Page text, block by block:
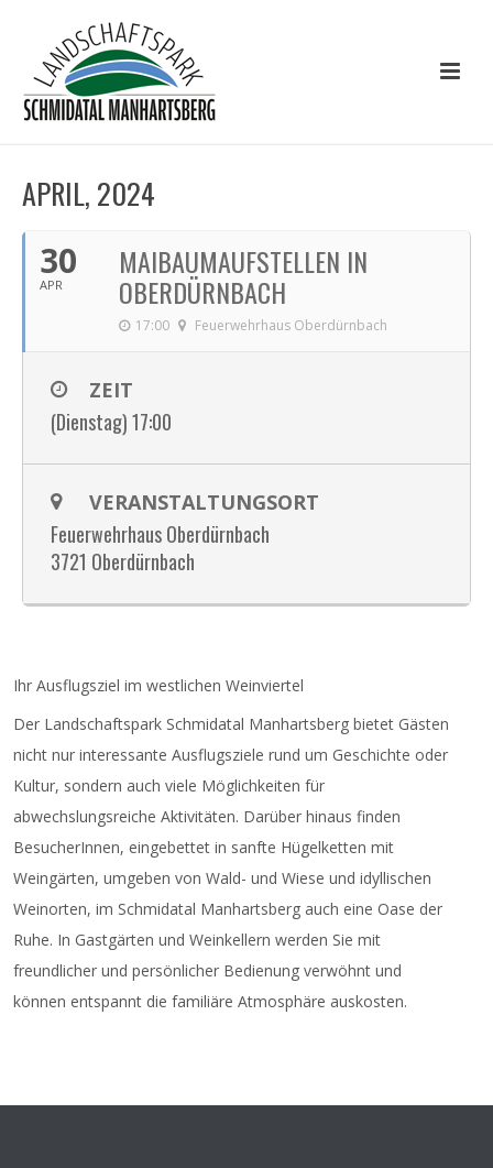
APRIL, 2024
30
APR
MAIBAUMAUFSTELLEN IN
OBERDÜRNBACH
17:00 Feuerwehrhaus Oberdürnbach
ZEIT
(Dienstag) 17:00
VERANSTALTUNGSORT
Feuerwehrhaus Oberdürnbach
3721 Oberdürnbach
Ihr Ausflugsziel im westlichen Weinviertel
Der Landschaftspark Schmidatal Manhartsberg bietet Gästen
nicht nur interessante Ausflugsziele rund um Geschichte oder
Kultur, sondern auch viele Möglichkeiten für
abwechslungsreiche Aktivitäten. Darüber hinaus finden
BesucherInnen, eingebettet in sanfte Hügelketten mit
Weingärten, umgeben von Wald- und Wiese und idyllischen
Weinorten, im Schmidatal Manhartsberg auch eine Oase der
Ruhe. In Gastgärten und Weinkellern werden Sie mit
freundlicher und persönlicher Bedienung verwöhnt und
können entspannt die familiäre Atmosphäre auskosten.